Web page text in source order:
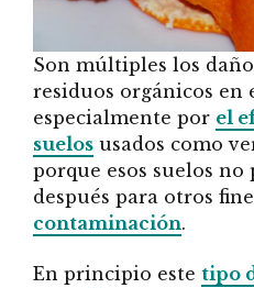
Son múltiples los
residuos orgánicos en
especialmente por el
suelos usados como
porque esos suelos
después para otros
contaminación.
En principio este tipo